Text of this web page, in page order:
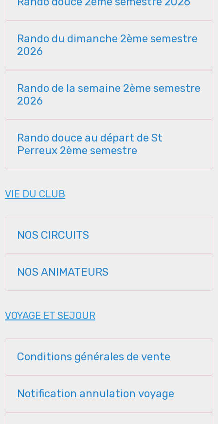
Rando du dimanche 2ème semestre
2026
Rando de la semaine 2ème semestre
2026
Rando douce au départ de St
Perreux 2ème semestre
VIE DU CLUB
NOS CIRCUITS
NOS ANIMATEURS
VOYAGE ET SEJOUR
Conditions générales de vente
Notification annulation voyage